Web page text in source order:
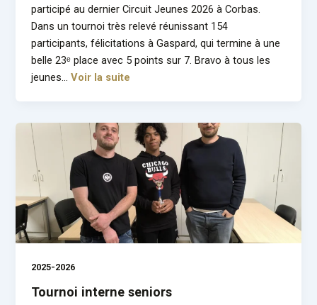
participé au dernier Circuit Jeunes 2026 à Corbas.
Dans un tournoi très relevé réunissant 154
participants, félicitations à Gaspard, qui termine à une
belle 23ᵉ place avec 5 points sur 7. Bravo à tous les
jeunes…Voir la suite
2025-2026
Tournoi interne seniors